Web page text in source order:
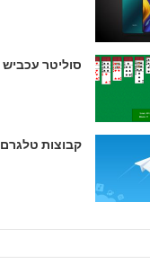
סוליטר עכביש
קבוצות טלגרם